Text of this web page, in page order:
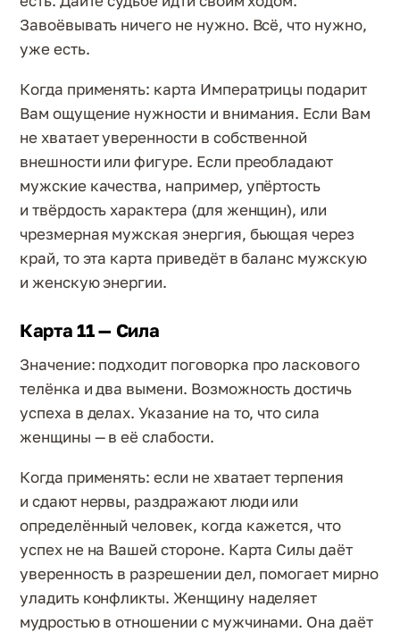
Завоёвывать ничего не нужно. Всё, что нужно,
уже есть.
Когда применять: карта Императрицы подарит
Вам ощущение нужности и внимания. Если Вам
не хватает уверенности в собственной
внешности или фигуре. Если преобладают
мужские качества, например, упёртость
и твёрдость характера (для женщин), или
чрезмерная мужская энергия, бьющая через
край, то эта карта приведёт в баланс мужскую
и женскую энергии.
Карта 11 — Сила
Значение: подходит поговорка про ласкового
телёнка и два вымени. Возможность достичь
успеха в делах. Указание на то, что сила
женщины — в её слабости.
Когда применять: если не хватает терпения
и сдают нервы, раздражают люди или
определённый человек, когда кажется, что
успех не на Вашей стороне. Карта Силы даёт
уверенность в разрешении дел, помогает мирно
уладить конфликты. Женщину наделяет
мудростью в отношении с мужчинами. Она даёт